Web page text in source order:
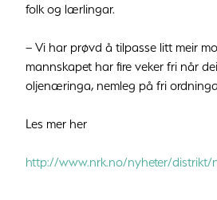
folk og lærlingar.
– Vi har prøvd å tilpasse litt meir
mannskapet har fire veker fri når
oljenæringa, nemleg på fri
Les mer her
http://www.nrk.no/nyheter/